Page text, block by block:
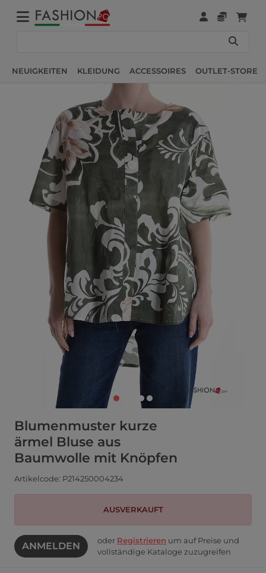
NEUIGKEITEN KLEIDUNG ACCESSOIRES OUTLET-STORE
Blumenmuster kurze
ärmel Bluse aus
Baumwolle mit Knöpfen
Artikelcode: P214250004234
AUSVERKAUFT
ANMELDEN oder Registrieren um auf Preise und
vollständige Kataloge zuzugreifen